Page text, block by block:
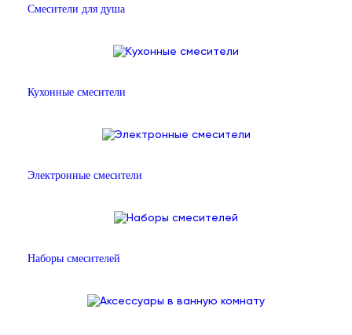
Смесители для душа
Кухонные смесители
Электронные смесители
Наборы смесителей